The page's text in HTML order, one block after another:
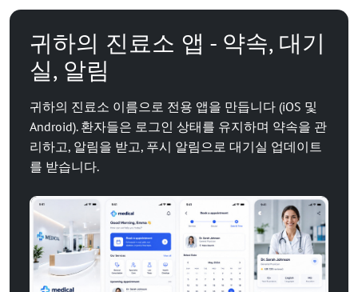
귀하의 진료소 앱 - 약속, 대기
실, 알림
귀하의 진료소 이름으로 전용 앱을 만듭니다 (iOS 및
Android). 환자들은 로그인 상태를 유지하며 약속을 관
리하고, 알림을 받고, 푸시 알림으로 대기실 업데이트
를 받습니다.